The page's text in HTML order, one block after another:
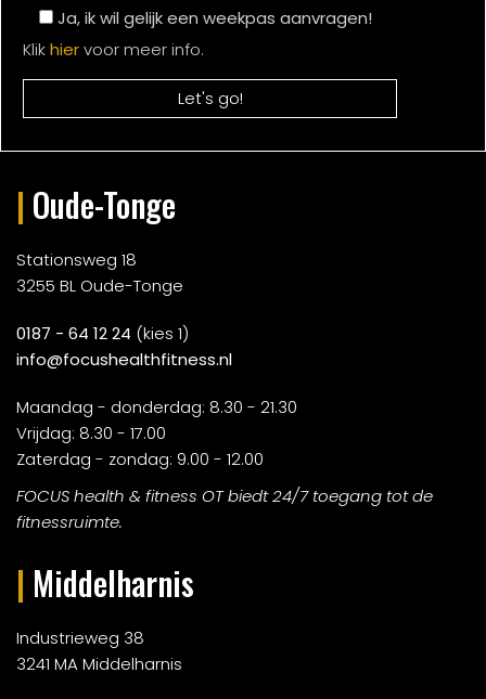
Ja, ik wil gelijk een weekpas aanvragen!
Klikhiervoor meer info.
| Oude-Tonge
Stationsweg 18
3255 BL Oude-Tonge
0187 - 64 12 24 (kies 1)
info@focushealthfitness.nl
Maandag - donderdag: 8.30 - 21.30
Vrijdag: 8.30 - 17.00
Zaterdag - zondag: 9.00 - 12.00
FOCUS health & fitness OT biedt 24/7 toegang tot de
fitnessruimte.
| Middelharnis
Industrieweg 38
3241 MA Middelharnis